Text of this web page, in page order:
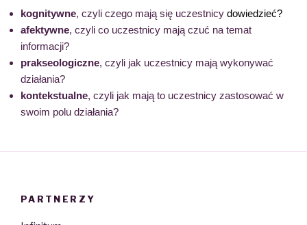
kognitywne, czyli czego mają się uczestnicy dowiedzieć?
afektywne, czyli co uczestnicy mają czuć na temat
informacji?
prakseologiczne, czyli jak uczestnicy mają wykonywać
działania?
kontekstualne, czyli jak mają to uczestnicy zastosować w
swoim polu działania?
PARTNERZY